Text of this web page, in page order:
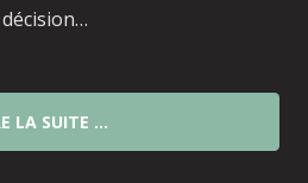
LA SUITE …